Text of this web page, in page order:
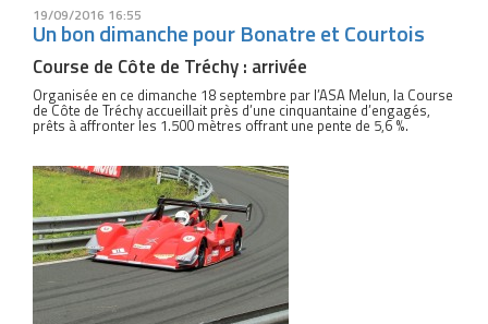
19/09/2016 16:55
Un bon dimanche pour Bonatre et Courtois
Course de Côte de Tréchy : arrivée
Organisée en ce dimanche 18 septembre par l’ASA Melun, la Course
de Côte de Tréchy accueillait près d’une cinquantaine d’engagés,
prêts à affronter les 1.500 mètres offrant une pente de 5,6 %.